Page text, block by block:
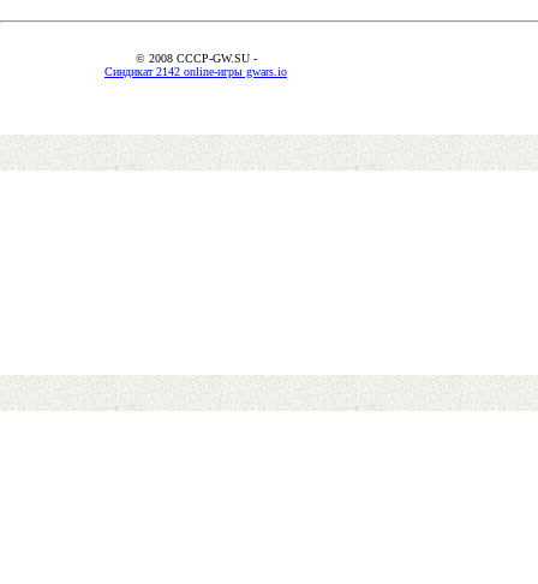
© 2008 CCCP-GW.SU -
Синдикат 2142 online-игры gwars.io